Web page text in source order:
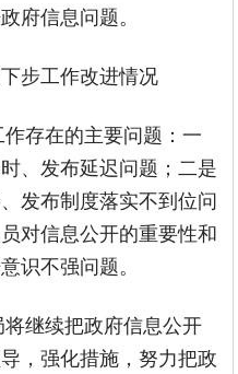
府信息问题。
步工作改进情况
存在的主要问题：一
、发布延迟问题；二是
发布制度落实不到位问
对信息公开的重要性和
识不强问题。
继续把政府信息公开
，强化措施，努力把政